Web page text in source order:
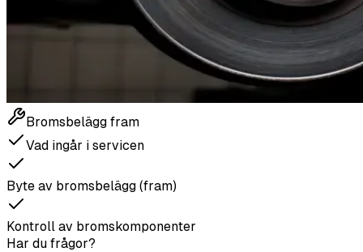
Bromsbelägg fram
Vad ingår i servicen
Byte av bromsbelägg (fram)
Kontroll av bromskomponenter
Har du frågor?